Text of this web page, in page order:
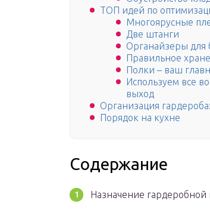
ТОП идей по
Многоярусные
Две штанги
Органайзеры для
Правильное
Полки – ваш
Используем все
выход
Организация
Порядок на кухне
Содержание
Назначение